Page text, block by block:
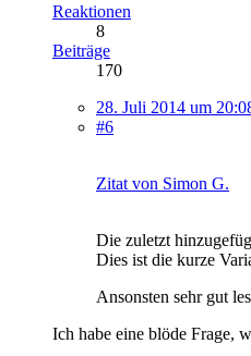
Reaktionen
8
Beiträge
170
28. Juli 2014 um
#6
Zitat von Simon G.
Die zuletzt
Dies ist die kurze
Ansonsten sehr gut
Ich habe eine blöde Frage,